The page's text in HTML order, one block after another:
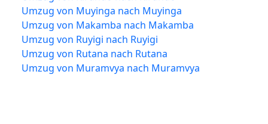
Umzug von Muyinga nach Muyinga
Umzug von Makamba nach Makamba
Umzug von Ruyigi nach Ruyigi
Umzug von Rutana nach Rutana
Umzug von Muramvya nach Muramvya